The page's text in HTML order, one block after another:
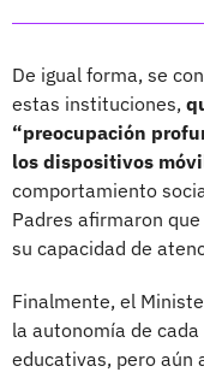
De igual forma, se
estas instituciones,
“preocupación
los dispositivos
comportamiento
Padres afirmaron
su capacidad de
Finalmente, el
la autonomía de
educativas, pero aún